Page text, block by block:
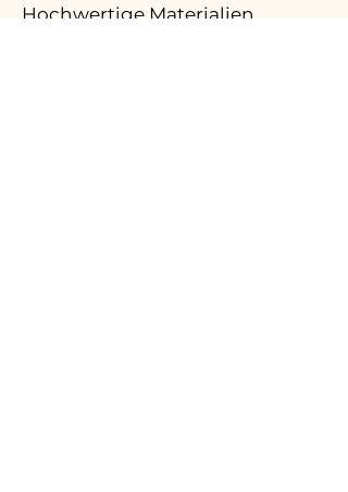
Hochwertige Materialien